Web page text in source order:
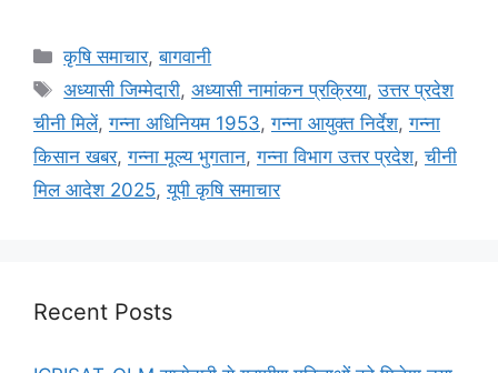
कृषि समाचार,बागवानी
अध्यासी जिम्मेदारी,अध्यासी नामांकन प्रक्रिया,उत्तर प्रदेश
चीनी मिलें,गन्ना अधिनियम 1953,गन्ना आयुक्त निर्देश,गन्ना
किसान खबर,गन्ना मूल्य भुगतान,गन्ना विभाग उत्तर प्रदेश,चीनी
मिल आदेश 2025,यूपी कृषि समाचार
Recent Posts